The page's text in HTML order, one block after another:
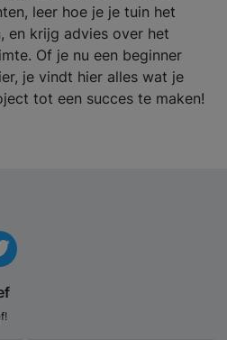
leer hoe je je tuin het
en krijg advies over het
Of je nu een beginner
je vindt hier alles wat je
tot een succes te maken!